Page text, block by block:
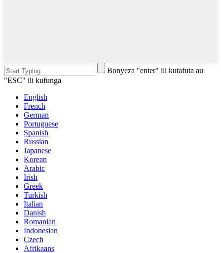
Bonyeza "enter" ili kutafuta au
"ESC" ili kufunga
English
French
German
Portuguese
Spanish
Russian
Japanese
Korean
Arabic
Irish
Greek
Turkish
Italian
Danish
Romanian
Indonesian
Czech
Afrikaans